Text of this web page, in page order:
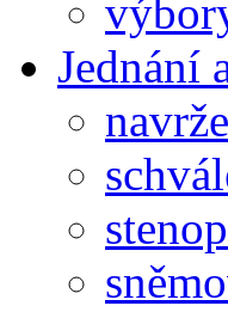
Jednání